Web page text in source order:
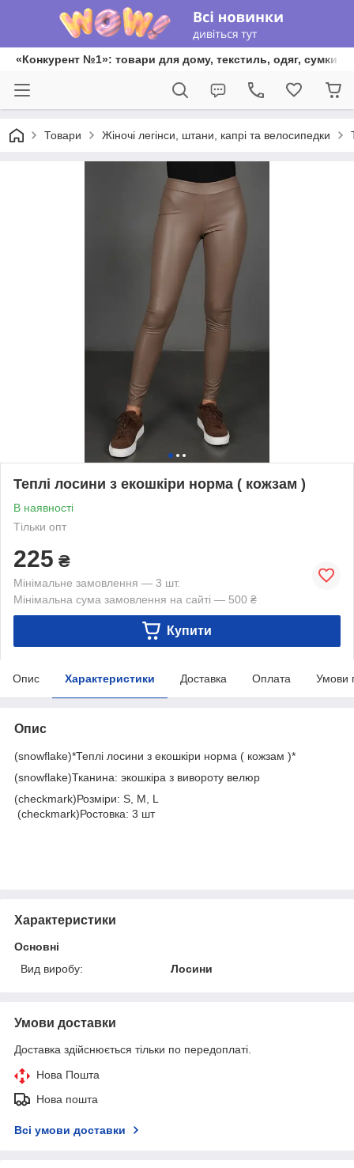
«Конкурент №1»: товари для дому, текстиль, одяг, сумки
Товари Жіночі легінси, штани, капрі та велосипедки
Теплі лосини з екошкіри норма ( кожзам )
В наявності
Тільки опт
225 ₴
Мінімальне замовлення — 3 шт.
Мінімальна сума замовлення на сайті — 500 ₴
Купити
Опис Характеристики Доставка Оплата Умови
Опис
(snowflake)*Теплі лосини з екошкіри норма ( кожзам )*
(snowflake)Тканина: экошкіра з вивороту велюр
(checkmark)Розміри: S, M, L
(checkmark)Ростовка: 3 шт
Характеристики
Основні
Вид виробу:
Лосини
Умови доставки
Доставка здійснюється тільки по передоплаті.
Нова Пошта
Нова пошта
Всі умови доставки